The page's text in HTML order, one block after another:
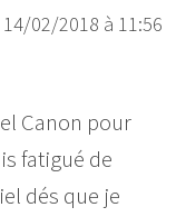
14/02/2018 à 11:56
Canon pour
fatigué de
dés que je